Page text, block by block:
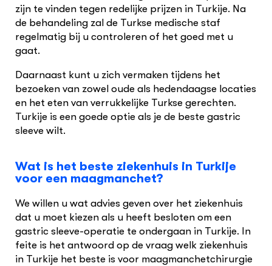
zijn te vinden tegen redelijke prijzen in Turkije. Na
de behandeling zal de Turkse medische staf
regelmatig bij u controleren of het goed met u
gaat.
Daarnaast kunt u zich vermaken tijdens het
bezoeken van zowel oude als hedendaagse locaties
en het eten van verrukkelijke Turkse gerechten.
Turkije is een goede optie als je de beste gastric
sleeve wilt.
Wat is het beste ziekenhuis in Turkije
voor een maagmanchet?
We willen u wat advies geven over het ziekenhuis
dat u moet kiezen als u heeft besloten om een
gastric sleeve-operatie te ondergaan in Turkije. In
feite is het antwoord op de vraag welk ziekenhuis
in Turkije het beste is voor maagmanchetchirurgie